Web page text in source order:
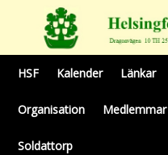
HSF Kalender Länkar
Organisation Medlemmar
Soldattorp